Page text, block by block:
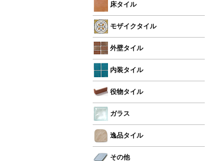
床タイル
モザイクタイル
外壁タイル
内装タイル
役物タイル
ガラス
逸品タイル
その他